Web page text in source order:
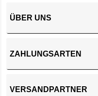
ÜBER UNS
ZAHLUNGSARTEN
VERSANDPARTNER